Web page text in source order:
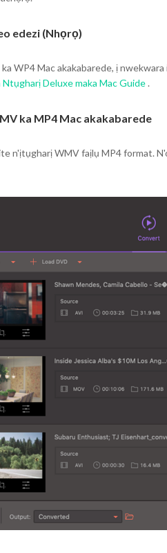
edezi (Nhọrọ)
WP4 Mac akakabarede, ị
Ntụgharị Deluxe maka Mac Guide.
ka MP4 Mac akakabarede
n'ịtụgharị WMV faịlụ MP4 format.